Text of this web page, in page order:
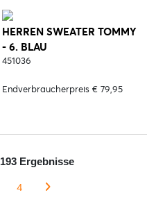
HERREN SWEATER TOMMY
- 6. BLAU
451036
Endverbraucherpreis € 79,95
193 Ergebnisse
4